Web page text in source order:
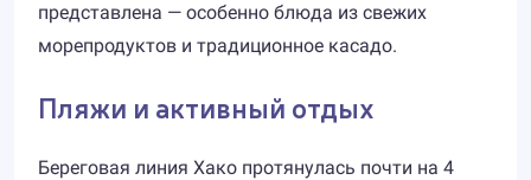
представлена — особенно блюда из свежих
морепродуктов и традиционное касадо.
Пляжи и активный отдых
Береговая линия Хако протянулась почти на 4